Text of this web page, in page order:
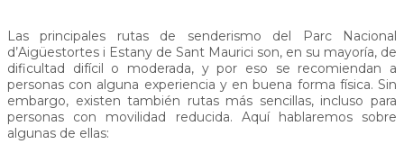
Las principales rutas de senderismo del Parc Nacional
d’Aigüestortes i Estany de Sant Maurici son, en su mayoría, de
dificultad difícil o moderada, y por eso se recomiendan a
personas con alguna experiencia y en buena forma física. Sin
embargo, existen también rutas más sencillas, incluso para
personas con movilidad reducida. Aquí hablaremos sobre
algunas de ellas: